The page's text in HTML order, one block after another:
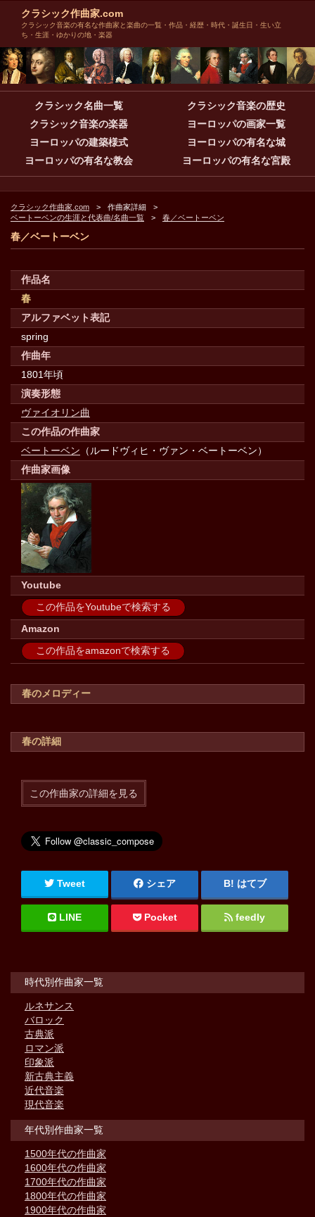
クラシック作曲家.com
クラシック音楽の有名な作曲家と楽曲の一覧・作品・経歴・時代・誕生日・生い立
ち・生涯・ゆかりの地・楽器
クラシック名曲一覧
クラシック音楽の歴史
クラシック音楽の楽器
ヨーロッパの画家一覧
ヨーロッパの建築様式
ヨーロッパの有名な城
ヨーロッパの有名な教会
ヨーロッパの有名な宮殿
クラシック作曲家.com
作曲家詳細
ベートーベンの生涯と代表曲/名曲一覧
春／ベートーベン
春／ベートーベン
作品名
春
アルファベット表記
spring
作曲年
1801年頃
演奏形態
ヴァイオリン曲
この作品の作曲家
ベートーベン （ルードヴィヒ・ヴァン・ベートーベン）
作曲家画像
Youtube
この作品をYoutubeで検索する
Amazon
この作品をamazonで検索する
春のメロディー
春の詳細
この作曲家の詳細を見る
Tweet シェア はてブ
LINE Pocket feedly
時代別作曲家一覧
ルネサンス
バロック
古典派
ロマン派
印象派
新古典主義
近代音楽
現代音楽
年代別作曲家一覧
1500年代の作曲家
1600年代の作曲家
1700年代の作曲家
1800年代の作曲家
1900年代の作曲家